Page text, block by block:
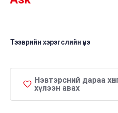
Тээврийн хэрэгслийн үнэ
Нэвтэрсний дараа
хүлээн авах